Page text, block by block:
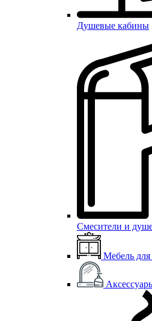
Душевые кабины
Смесители и
Мебель